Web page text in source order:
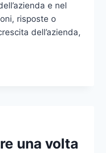
e nel
risposte o
dell’azienda,
una volta